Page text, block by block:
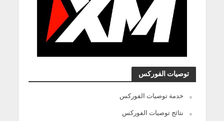
توصيات الفوركس
خدمة توصيات الفوركس
نتائج توصيات الفوركس